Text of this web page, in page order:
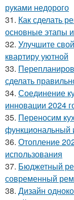
руками недорого
31. Как сделать
основные этапы
32. Улучшите
квартиру уютной
33.
сделать
34. Соединение
инновации 2024
35. Переносим
функциональный
36. Отопление
использования
37. Бюджетный
современный
38. Дизайн